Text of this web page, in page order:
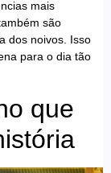
mais
são
dos noivos. Isso
para o dia tão
que